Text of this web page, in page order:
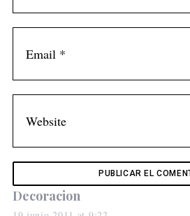
s
Decoracion
S
e
r
c